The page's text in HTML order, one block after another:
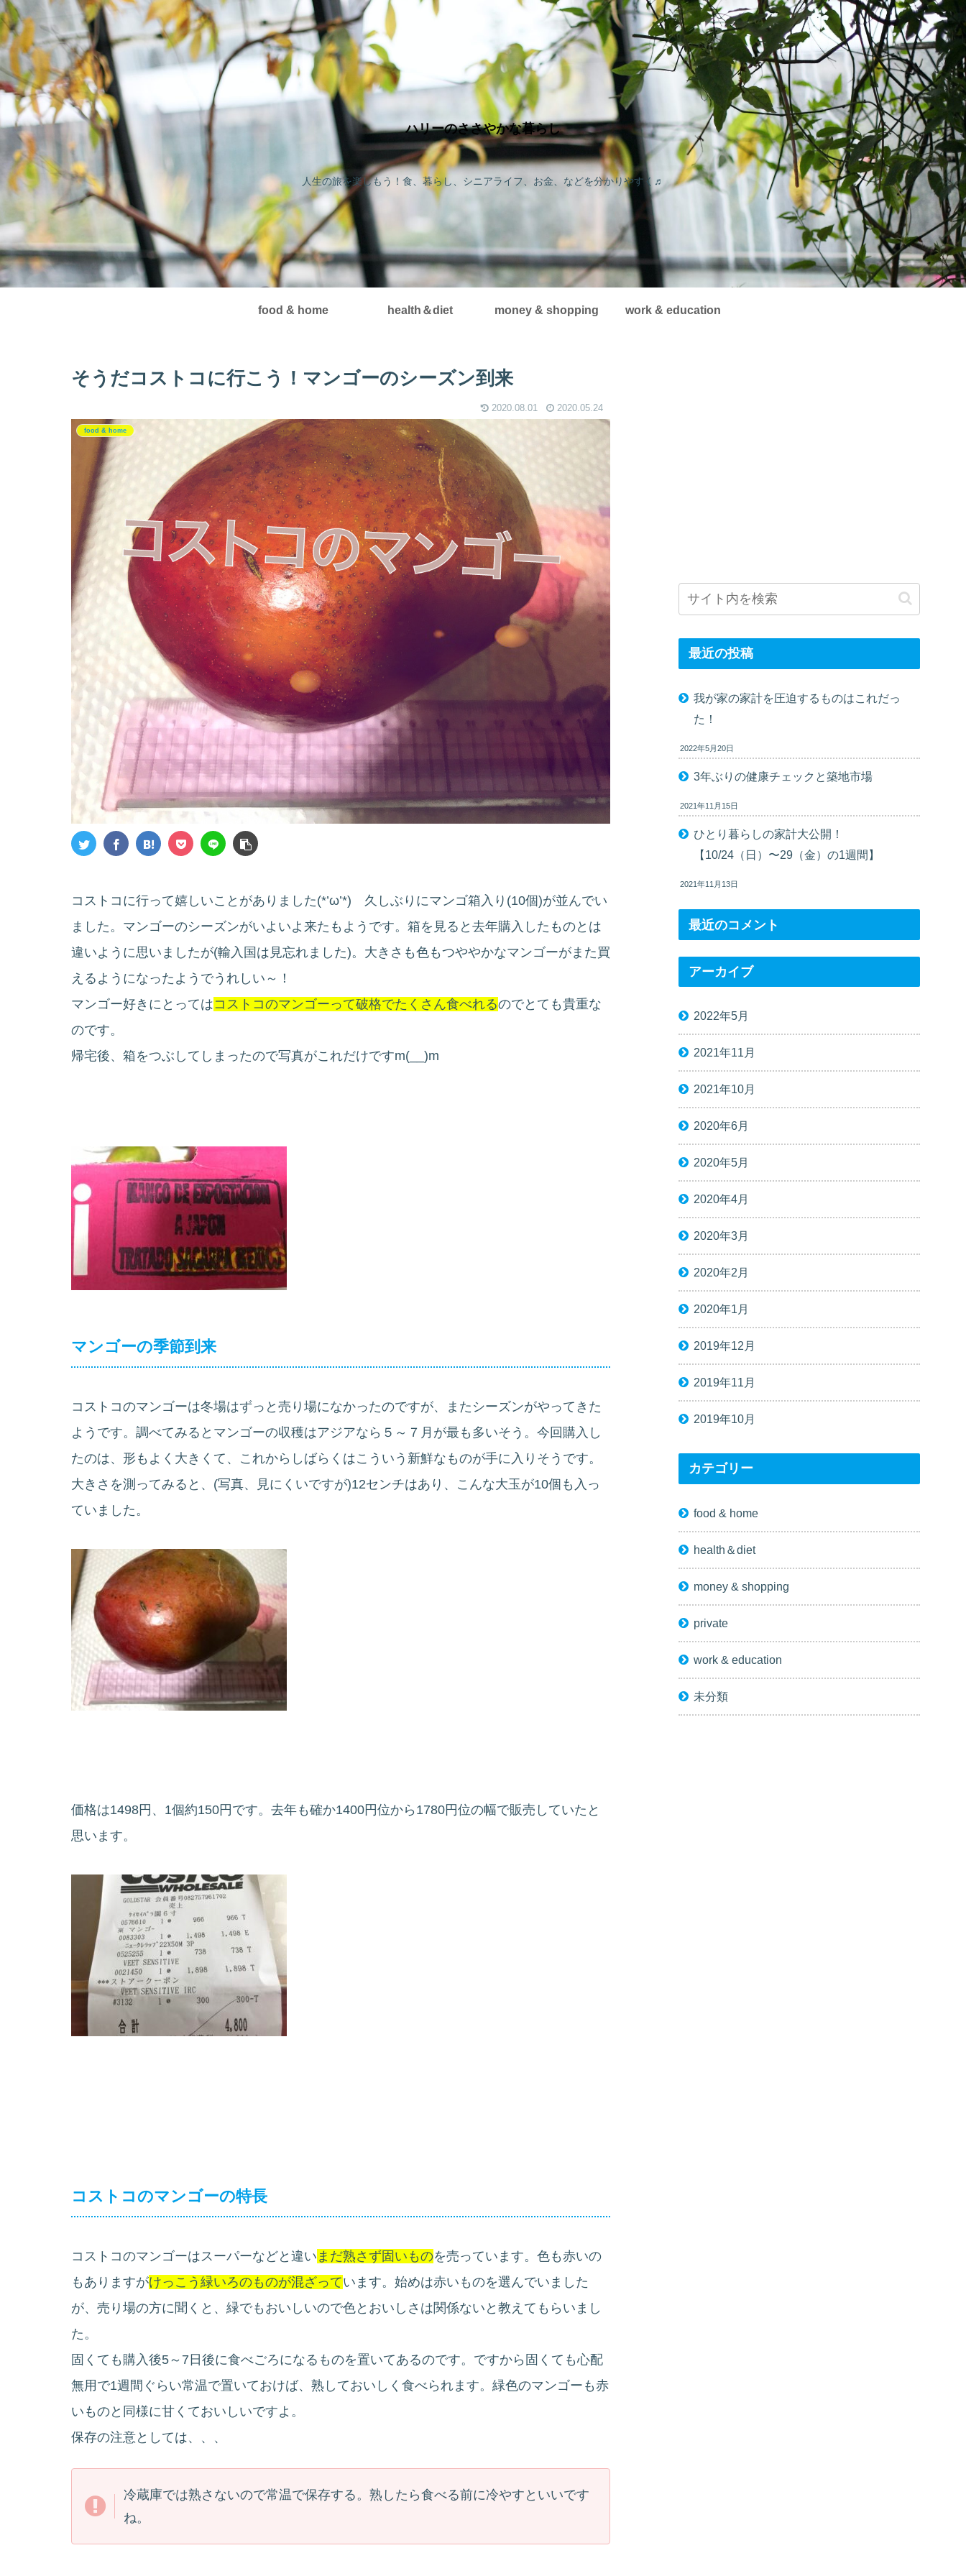
ハリーのささやかな暮らし
人生の旅を楽しもう！食、暮らし、シニアライフ、お金、などを分かりやすく♬
food & home health＆diet money & shopping work & education
そうだコストコに行こう！マンゴーのシーズン到来
2020.08.01 2020.05.24
food & home
コストコに行って嬉しいことがありました(*’ω’*) 久しぶりにマンゴ箱入り(10個)が並んでい
ました。マンゴーのシーズンがいよいよ来たもようです。箱を見ると去年購入したものとは
違いように思いましたが(輸入国は見忘れました)。大きさも色もつややかなマンゴーがまた買
えるようになったようでうれしい～！
マンゴー好きにとってはコストコのマンゴーって破格でたくさん食べれるのでとても貴重な
のです。
帰宅後、箱をつぶしてしまったので写真がこれだけですm(__)m
マンゴーの季節到来
コストコのマンゴーは冬場はずっと売り場になかったのですが、またシーズンがやってきた
ようです。調べてみるとマンゴーの収穫はアジアなら５～７月が最も多いそう。今回購入し
たのは、形もよく大きくて、これからしばらくはこういう新鮮なものが手に入りそうです。
大きさを測ってみると、(写真、見にくいですが)12センチはあり、こんな大玉が10個も入っ
ていました。
価格は1498円、1個約150円です。去年も確か1400円位から1780円位の幅で販売していたと
思います。
コストコのマンゴーの特長
コストコのマンゴーはスーパーなどと違い まだ熟さず固いものを売っています。色も赤いの
もありますがけっこう緑いろのものが混ざっています。始めは赤いものを選んでいました
が、売り場の方に聞くと、緑でもおいしいので色とおいしさは関係ないと教えてもらいまし
た。
固くても購入後5～7日後に食べごろになるものを置いてあるのです。ですから固くても心配
無用で1週間ぐらい常温で置いておけば、熟しておいしく食べられます。緑色のマンゴーも赤
いものと同様に甘くておいしいですよ。
保存の注意としては、、、
冷蔵庫では熟さないので常温で保存する。熟したら食べる前に冷やすといいです
ね。
最近の投稿
我が家の家計を圧迫するものはこれだっ
た！
2022年5月20日
3年ぶりの健康チェックと築地市場
2021年11月15日
ひとり暮らしの家計大公開！
【10/24（日）〜29（金）の1週間】
2021年11月13日
最近のコメント
アーカイブ
2022年5月
2021年11月
2021年10月
2020年6月
2020年5月
2020年4月
2020年3月
2020年2月
2020年1月
2019年12月
2019年11月
2019年10月
カテゴリー
food & home
health＆diet
money & shopping
private
work & education
未分類